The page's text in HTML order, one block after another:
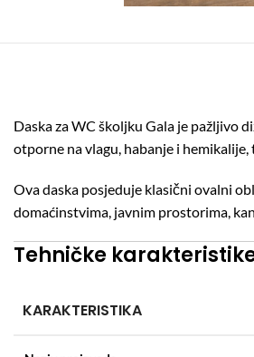
Daska za WC školjku Gala je pažljivo
otporne na vlagu, habanje i
Ova daska posjeduje klasični ovalni
domaćinstvima, javnim prostorima,
Tehničke
KARAKTERISTIKA